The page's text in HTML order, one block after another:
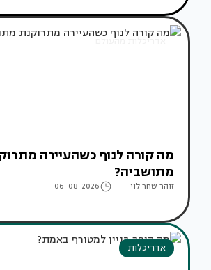
אדריכלות מהעולם
מה קורה לנוף כשהעיירה
מתושביה?
זוהר שחר לוי 06-08-2026
אדריכלות